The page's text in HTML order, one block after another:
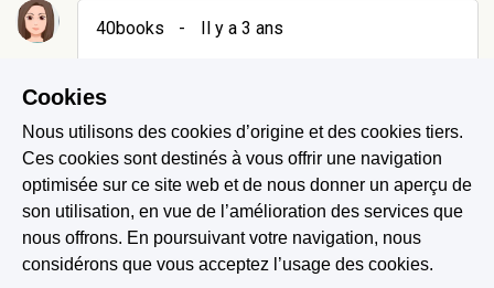
40books -
Il y a 3 ans
et j'espérais bien un peu de 🔥 lors de cette
rencontre nocturne... Mais c'était très bien
ainsi!
1 J'aime Répondre Signaler
Cookies
Nous utilisons des cookies d’origine et des cookies tiers.
Ces cookies sont destinés à vous offrir une navigation
optimisée sur ce site web et de nous donner un aperçu de
son utilisation, en vue de l’amélioration des services que
nous offrons. En poursuivant votre navigation, nous
considérons que vous acceptez l’usage des cookies.